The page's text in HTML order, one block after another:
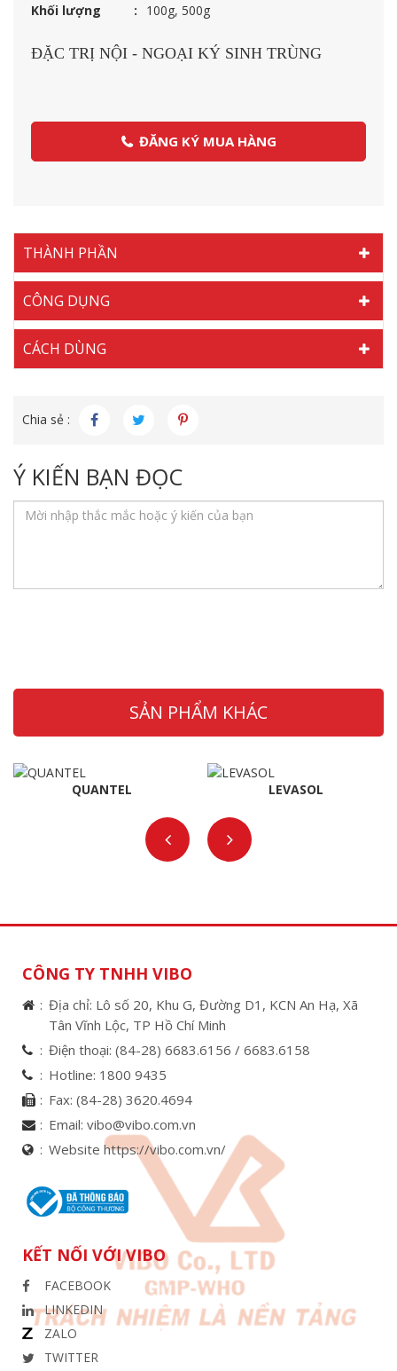
Khối lượng
100g, 500g
ĐẶC TRỊ NỘI - NGOẠI KÝ SINH TRÙNG
ĐĂNG KÝ MUA HÀNG
THÀNH PHẦN
CÔNG DỤNG
CÁCH DÙNG
Chia sẻ :
Ý KIẾN BẠN ĐỌC
SẢN PHẨM KHÁC
QUANTEL LEVASOL
CÔNG TY TNHH VIBO
Địa chỉ: Lô số 20, Khu G, Đường D1, KCN An Hạ, Xã
Tân Vĩnh Lộc, TP Hồ Chí Minh
Điện thoại: (84-28) 6683.6156 / 6683.6158
Hotline: 1800 9435
Fax: (84-28) 3620.4694
Email: vibo@vibo.com.vn
Website https://vibo.com.vn/
KẾT NỐI VỚI VIBO
FACEBOOK
LINKEDIN
ZALO
TWITTER